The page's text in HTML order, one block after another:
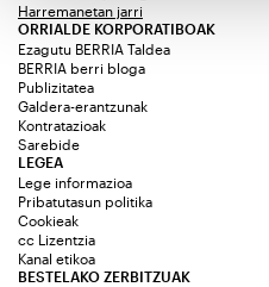
Harremanetan jarri
ORRIALDE KORPORATIBOAK
Ezagutu BERRIA Taldea
BERRIA berri bloga
Publizitatea
Galdera-erantzunak
Kontratazioak
Sarebide
LEGEA
Lege informazioa
Pribatutasun politika
Cookieak
cc Lizentzia
Kanal etikoa
BESTELAKO ZERBITZUAK